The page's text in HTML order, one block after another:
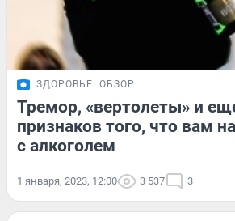
ЗДОРОВЬЕ ОБЗОР
Тремор, «вертолеты» и
признаков того, что вам
с алкоголем
1 января, 2023, 12:00 3 537 3